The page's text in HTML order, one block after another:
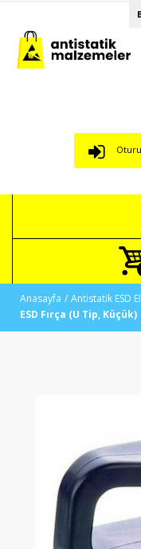
Anasayfa Antistatik ESD
ESD Fırça (U Tip, Küçük)